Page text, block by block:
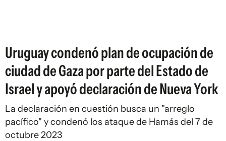
Uruguay condenó plan de ocupación de
ciudad de Gaza por parte del Estado de
Israel y apoyó declaración de Nueva York
La declaración en cuestión busca un "arreglo
pacífico" y condenó los ataque de Hamás del 7 de
octubre 2023